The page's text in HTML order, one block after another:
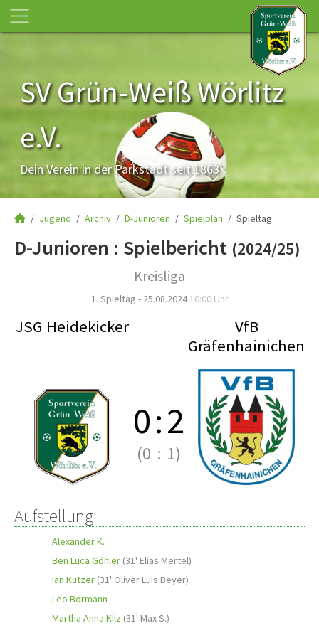
SV Grün-Weiß Wörlitz
e.V.
Dein Verein in der Parkstadt seit 1863
Jugend Archiv D-Junioren Spielplan Spieltag
D-Junioren : Spielbericht (2024/25)
Kreisliga
1. Spieltag - 25.08.202410:00 Uhr
JSG Heidekicker
VfB
Gräfenhainichen
0:2
(0 : 1)
Aufstellung
Alexander K.
Ben Luca Göhler (31' Elias Mertel)
Ian Kutzer (31' Oliver Luis Beyer)
Leo Bormann
Martha Anna Kilz (31' Max S.)